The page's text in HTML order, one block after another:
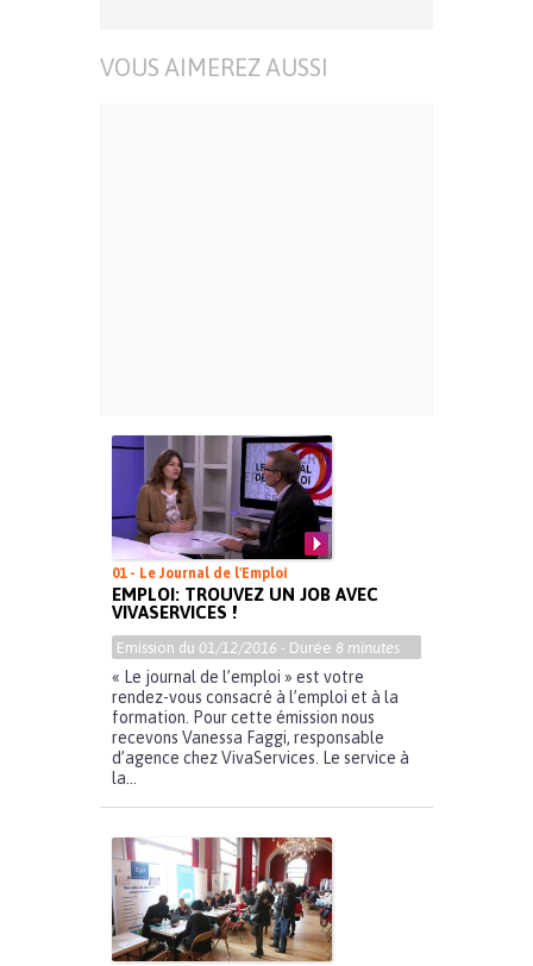
VOUS AIMEREZ AUSSI
01 - Le Journal de l'Emploi
EMPLOI: TROUVEZ UN JOB AVEC
VIVASERVICES !
Emission du 01/12/2016 - Durée 8 minutes
« Le journal de l’emploi » est votre
rendez-vous consacré à l’emploi et à la
formation. Pour cette émission nous
recevons Vanessa Faggi, responsable
d’agence chez VivaServices. Le service à
la...